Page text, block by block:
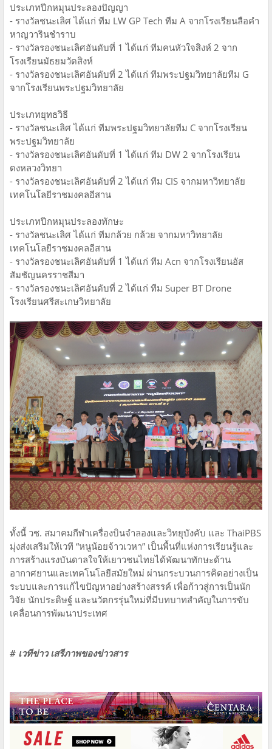
ประเภทปีกหมุนประลองปัญญา
- รางวัลชนะเลิศ ได้แก่ ทีม LW GP Tech ทีม A จากโรงเรียนลือคำ
หาญวารินชำราบ
- รางวัลรองชนะเลิศอันดับที่ 1 ได้แก่ ทีมคนหัวใจสิงห์ 2 จาก
โรงเรียนมัธยมวัดสิงห์
- รางวัลรองชนะเลิศอันดับที่ 2 ได้แก่ ทีมพระปฐมวิทยาลัยทีม G
จากโรงเรียนพระปฐมวิทยาลัย
ประเภทยุทธวิธี
- รางวัลชนะเลิศ ได้แก่ ทีมพระปฐมวิทยาลัยทีม C จากโรงเรียน
พระปฐมวิทยาลัย
- รางวัลรองชนะเลิศอันดับที่ 1 ได้แก่ ทีม DW 2 จากโรงเรียน
ดงหลวงวิทยา
- รางวัลรองชนะเลิศอันดับที่ 2 ได้แก่ ทีม CIS จากมหาวิทยาลัย
เทคโนโลยีราชมงคลอีสาน
ประเภทปีกหมุนประลองทักษะ
- รางวัลชนะเลิศ ได้แก่ ทีมกล้วย กล้วย จากมหาวิทยาลัย
เทคโนโลยีราชมงคลอีสาน
- รางวัลรองชนะเลิศอันดับที่ 1 ได้แก่ ทีม Acn จากโรงเรียนอัส
สัมชัญนครราชสีมา
- รางวัลรองชนะเลิศอันดับที่ 2 ได้แก่ ทีม Super BT Drone
โรงเรียนศรีสะเกษวิทยาลัย
ทั้งนี้ วช. สมาคมกีฬาเครื่องบินจำลองและวิทยุบังคับ และ ThaiPBS
มุ่งส่งเสริมให้เวที “หนูน้อยจ้าวเวหา” เป็นพื้นที่แห่งการเรียนรู้และ
การสร้างแรงบันดาลใจให้เยาวชนไทยได้พัฒนาทักษะด้าน
อากาศยานและเทคโนโลยีสมัยใหม่ ผ่านกระบวนการคิดอย่างเป็น
ระบบและการแก้ไขปัญหาอย่างสร้างสรรค์ เพื่อก้าวสู่การเป็นนัก
วิจัย นักประดิษฐ์ และนวัตกรรุ่นใหม่ที่มีบทบาทสำคัญในการขับ
เคลื่อนการพัฒนาประเทศ
# เวทีข่าว เสรีภาพของข่าวสาร